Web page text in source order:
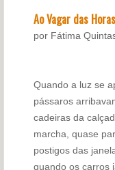
Ao Vagar das Horas
por Fátima
Quando a luz se
pássaros
cadeiras da
marcha, quase
postigos das
quando os carros